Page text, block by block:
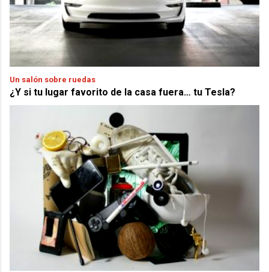
Un salón sobre ruedas
¿Y si tu lugar favorito de la casa fuera… tu Tesla?